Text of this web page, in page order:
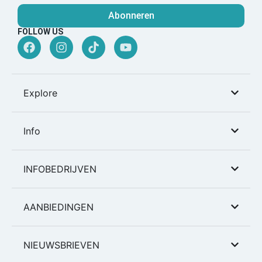
Abonneren
FOLLOW US
Explore
Info
INFOBEDRIJVEN
AANBIEDINGEN
NIEUWSBRIEVEN